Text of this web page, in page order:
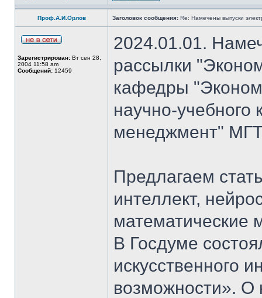
Проф.А.И.Орлов Заголовок сообщения: Re: Намечены выпуски
Зарегистрирован: Вт сен 28,
2004 11:58 am
Сообщений: 12459
2024.01.01.
рассылки
кафедры
научно-
менеджмент"
Предлагаем
интеллект,
математические
В Госдуме
искусственного
возможности». О